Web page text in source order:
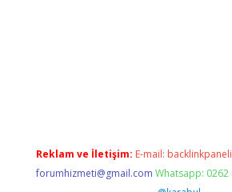
Reklam ve İletişim: E-mail:
forumhizmeti@gmail.com Whatsapp: 0262